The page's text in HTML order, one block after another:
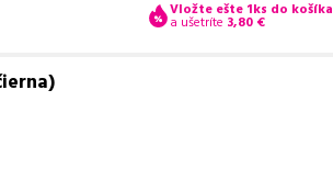
Vložte ešte 1ks do košíka
a ušetríte 3,80 €